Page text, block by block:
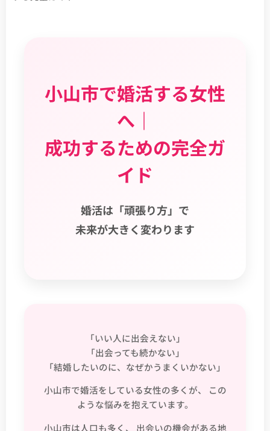
小山市で婚活する女性
へ｜
成功するための完全ガ
イド
婚活は「頑張り方」で
未来が大きく変わります
「いい人に出会えない」
「出会っても続かない」
「結婚したいのに、なぜかうまくいかない」
小山市で婚活をしている女性の多くが、 この
ような悩みを抱えています。
小山市は人口も多く、 出会いの機会がある地